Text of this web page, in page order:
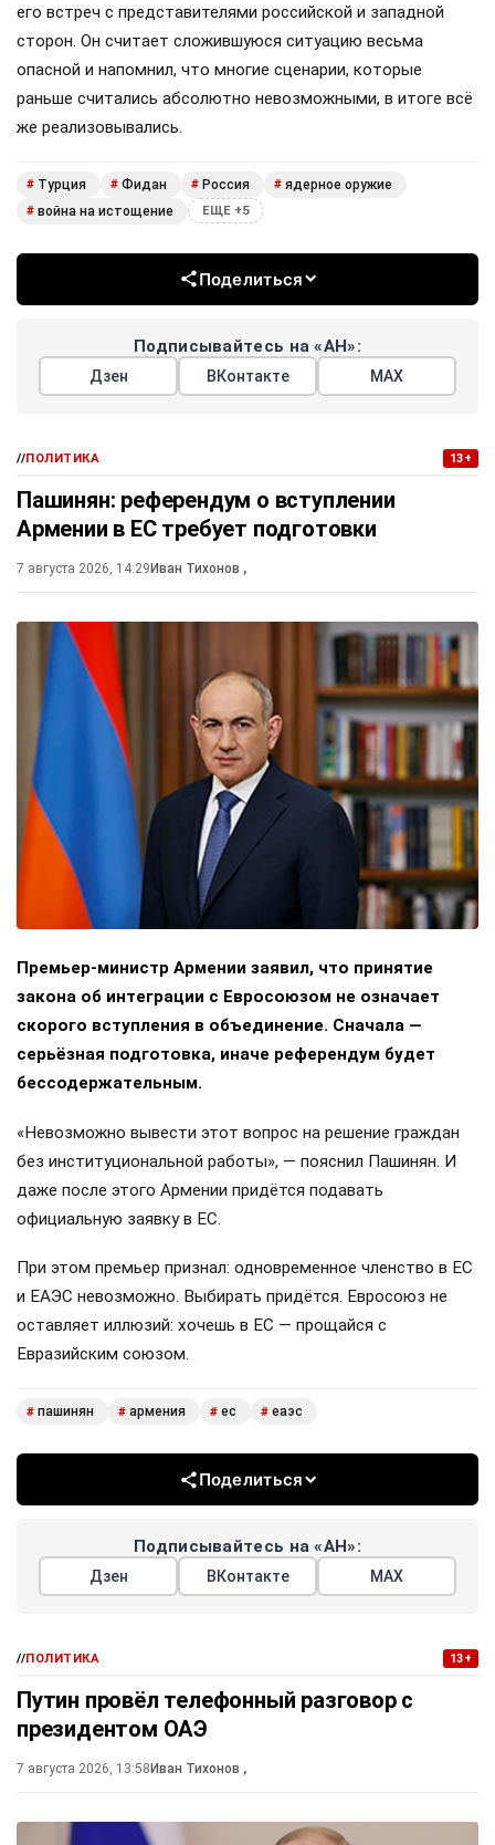
его встреч с представителями российской и западной
сторон. Он считает сложившуюся ситуацию весьма
опасной и напомнил, что многие сценарии, которые
раньше считались абсолютно невозможными, в итоге всё
же реализовывались.
# Турция # Фидан # Россия # ядерное оружие
# война на истощение ЕЩЕ +5
Поделиться
Подписывайтесь на «АН»:
Дзен ВКонтакте МАХ
//ПОЛИТИКА 13+
Пашинян: референдум о вступлении
Армении в ЕС требует подготовки
7 августа 2026, 14:29Иван Тихонов ,
Премьер-министр Армении заявил, что принятие
закона об интеграции с Евросоюзом не означает
скорого вступления в объединение. Сначала —
серьёзная подготовка, иначе референдум будет
бессодержательным.
«Невозможно вывести этот вопрос на решение граждан
без институциональной работы», — пояснил Пашинян. И
даже после этого Армении придётся подавать
официальную заявку в ЕС.
При этом премьер признал: одновременное членство в ЕС
и ЕАЭС невозможно. Выбирать придётся. Евросоюз не
оставляет иллюзий: хочешь в ЕС — прощайся с
Евразийским союзом.
# пашинян # армения # ес # еаэс
Поделиться
Подписывайтесь на «АН»:
Дзен ВКонтакте МАХ
//ПОЛИТИКА 13+
Путин провёл телефонный разговор с
президентом ОАЭ
7 августа 2026, 13:58 Иван Тихонов ,